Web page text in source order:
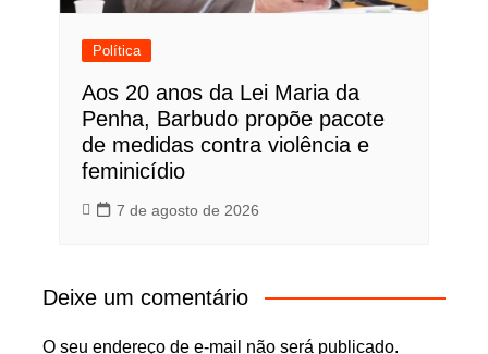
Política
Aos 20 anos da Lei Maria da
Penha, Barbudo propõe pacote
de medidas contra violência e
feminicídio
7 de agosto de 2026
Deixe um comentário
O seu endereço de e-mail não será publicado.